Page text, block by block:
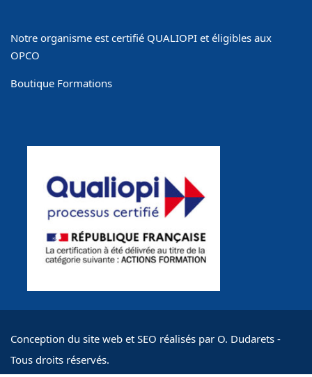
Notre organisme est certifié QUALIOPI et éligibles aux
OPCO
Boutique Formations
Conception du site web et SEO réalisés par O. Dudarets -
Tous droits réservés.